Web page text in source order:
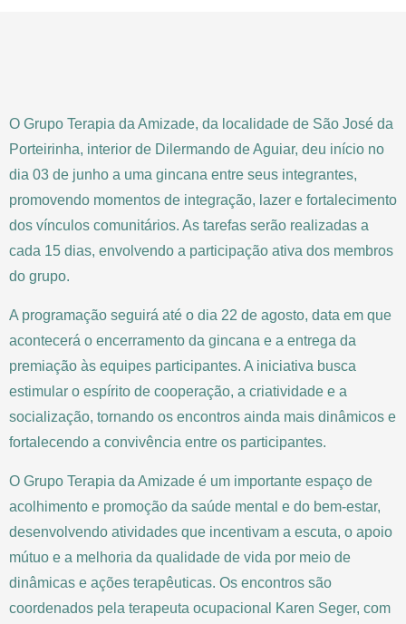
O Grupo Terapia da Amizade, da localidade de São José da
Porteirinha, interior de Dilermando de Aguiar, deu início no
dia 03 de junho a uma gincana entre seus integrantes,
promovendo momentos de integração, lazer e fortalecimento
dos vínculos comunitários. As tarefas serão realizadas a
cada 15 dias, envolvendo a participação ativa dos membros
do grupo.
A programação seguirá até o dia 22 de agosto, data em que
acontecerá o encerramento da gincana e a entrega da
premiação às equipes participantes. A iniciativa busca
estimular o espírito de cooperação, a criatividade e a
socialização, tornando os encontros ainda mais dinâmicos e
fortalecendo a convivência entre os participantes.
O Grupo Terapia da Amizade é um importante espaço de
acolhimento e promoção da saúde mental e do bem-estar,
desenvolvendo atividades que incentivam a escuta, o apoio
mútuo e a melhoria da qualidade de vida por meio de
dinâmicas e ações terapêuticas. Os encontros são
coordenados pela terapeuta ocupacional Karen Seger, com